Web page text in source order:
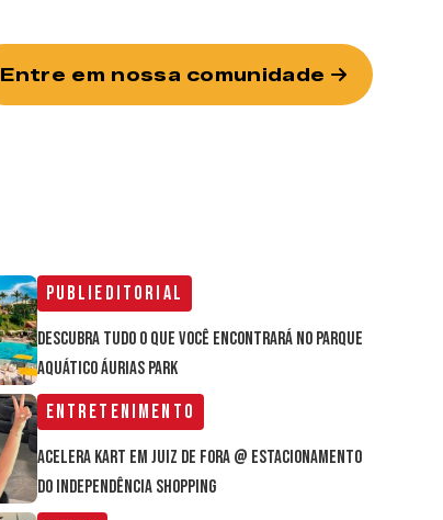
Entre em nossa comunidade
Publieditorial
Descubra tudo o que você encontrará no parque
aquático Áurias Park
Entretenimento
Acelera Kart em Juiz de Fora @ estacionamento
do Independência Shopping